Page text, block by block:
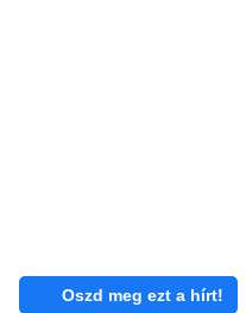
Oszd meg ezt a hírt!